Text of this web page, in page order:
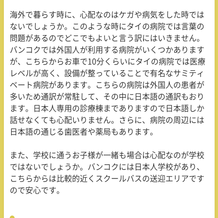
海外で暮らす時に、心配なのはケガや病気をした時では
ないでしょうか。このような時にタイの病院では言葉の
問題があるのでどこでもよいと言う訳にはいきません。
バンコクでは外国人が利用する病院がいくつかあります
が、こちらからお車で10分くらいにタイの病院では医療
レベルが高く、設備が整っていることで有名なサミティ
ベート病院があります。こちらの病院は外国人の患者が
多いため通訳が常駐して、その中に日本語の通訳もおり
ます。日本人専用の診療棟までありますので日本語しか
話せなくても心配いりません。さらに、病院の周辺には
日本語の通じる歯医者や薬局もあります。
また、学校に通うお子様が一緒も場合は心配なのが学校
ではないでしょうか。バンコクには日本人学校があり、
こちらからは比較的近くスクールバスの送迎エリアです
ので安心です。